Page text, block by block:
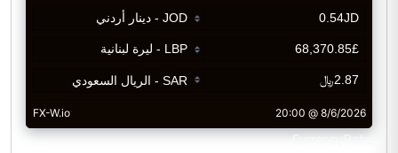
CurrencyRate